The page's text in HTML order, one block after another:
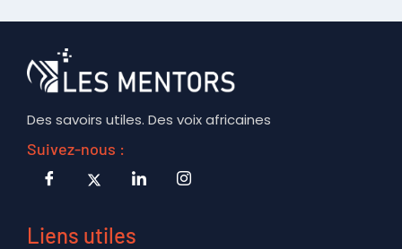
Des savoirs utiles. Des voix africaines
Suivez-nous :
Liens utiles